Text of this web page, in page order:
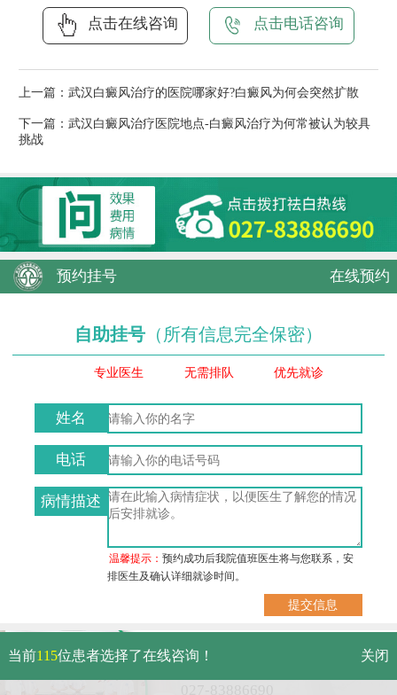
点击在线咨询 点击电话咨询
上一篇： 武汉白癜风治疗的医院哪家好?白癜风为何会突然扩散
下一篇： 武汉白癜风治疗医院地点-白癜风治疗为何常被认为较具
挑战
预约挂号 在线预约
自助挂号 （所有信息完全保密）
专业医生 无需排队 优先就诊
姓名
电话
病情描述
温馨提示：预约成功后我院值班医生将与您联系，安
排医生及确认详细就诊时间。
武汉市硚口区解放大道479号
免费电话：
当前115位患者选择了在线咨询！ 关闭